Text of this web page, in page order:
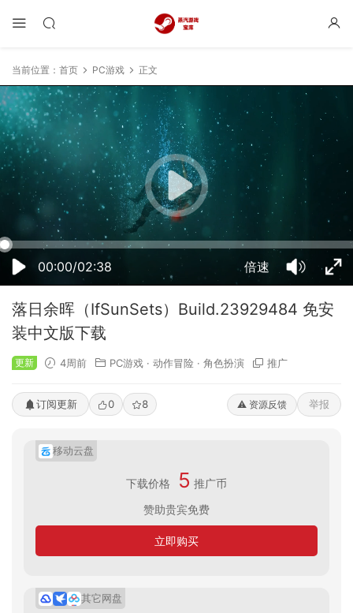
当前位置： 首页 PC游戏 正文
00:00/02:38 倍速
50% 75% 100%
落日余晖（IfSunSets）Build.23929484 免安
装中文版下载
更新 4周前 PC游戏 · 动作冒险 · 角色扮演 推广
订阅更新 0 8 ⚠️ 资源反馈 举报
移动云盘
下载价格 5 推广币
赞助贵宾免费
立即购买
其它网盘